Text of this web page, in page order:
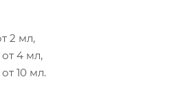
2 мл,
4 мл,
10 мл.